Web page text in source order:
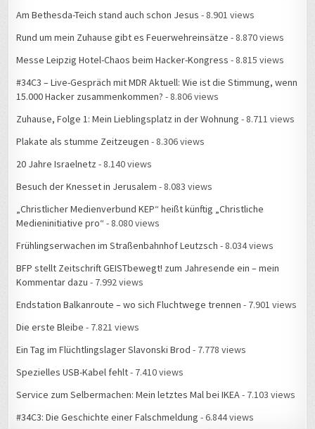
Am Bethesda-Teich stand auch schon Jesus - 8.901 views
Rund um mein Zuhause gibt es Feuerwehreinsätze - 8.870 views
Messe Leipzig Hotel-Chaos beim Hacker-Kongress - 8.815 views
#34C3 – Live-Gespräch mit MDR Aktuell: Wie ist die Stimmung, wenn
15.000 Hacker zusammenkommen? - 8.806 views
Zuhause, Folge 1: Mein Lieblingsplatz in der Wohnung - 8.711 views
Plakate als stumme Zeitzeugen - 8.306 views
20 Jahre Israelnetz - 8.140 views
Besuch der Knesset in Jerusalem - 8.083 views
„Christlicher Medienverbund KEP“ heißt künftig „Christliche
Medieninitiative pro“ - 8.080 views
Frühlingserwachen im Straßenbahnhof Leutzsch - 8.034 views
BFP stellt Zeitschrift GEISTbewegt! zum Jahresende ein – mein
Kommentar dazu - 7.992 views
Endstation Balkanroute – wo sich Fluchtwege trennen - 7.901 views
Die erste Bleibe - 7.821 views
Ein Tag im Flüchtlingslager Slavonski Brod - 7.778 views
Spezielles USB-Kabel fehlt- 7.410 views
Service zum Selbermachen: Mein letztes Mal bei IKEA- 7.103 views
#34C3: Die Geschichte einer Falschmeldung - 6.844 views